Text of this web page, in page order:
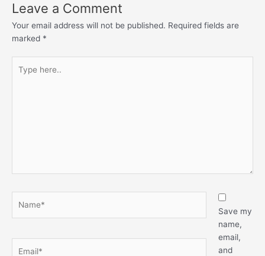
Leave a Comment
Your email address will not be published. Required fields are
marked *
here..
Save my
name,
email,
and